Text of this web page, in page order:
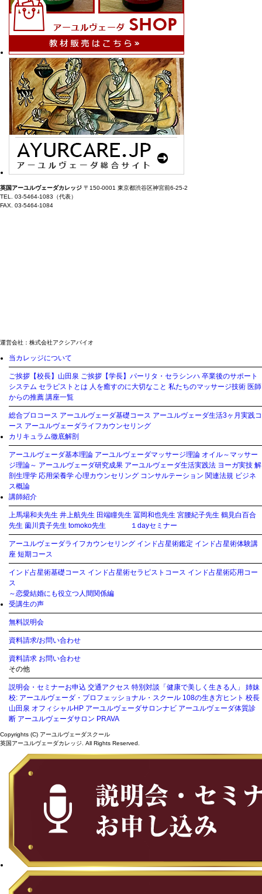
英国アーユルヴェーダカレッジ 〒150-0001 東京都渋谷区神宮前6-25-2
TEL. 03-5464-1083（代表）
FAX. 03-5464-1084
運営会社：株式会社アクシアバイオ
当カレッジについて
ご挨拶【校長】山田泉 ご挨拶【学長】パーリタ・セラシンハ 卒業後のサポート
システム セラピストとは 人を癒すのに大切なこと 私たちのマッサージ技術 医師
からの推薦 講座一覧
総合プロコース アーユルヴェーダ基礎コース アーユルヴェーダ生活3ヶ月実践コ
ース アーユルヴェーダライフカウンセリング
カリキュラム徹底解剖
アーユルヴェーダ基本理論 アーユルヴェーダマッサージ理論 オイル～マッサー
ジ理論～ アーユルヴェーダ研究成果 アーユルヴェーダ生活実践法 ヨーガ実技 解
剖生理学 応用栄養学 心理カウンセリング コンサルテーション 関連法規 ビジネ
ス概論
講師紹介
上馬場和夫先生 井上航先生 田端瞳先生 冨岡和也先生 宮腰紀子先生 鶴見白百合
先生 薗川貴子先生 tomoko先生 １dayセミナー
アーユルヴェーダライフカウンセリング インド占星術鑑定 インド占星術体験講
座 短期コース
インド占星術基礎コース インド占星術セラピストコース インド占星術応用コー
ス
～恋愛結婚にも役立つ人間関係編
受講生の声
無料説明会
資料請求/お問い合わせ
資料請求 お問い合わせ
その他
説明会・セミナーお申込 交通アクセス 特別対談「健康で美しく生きる人」
姉妹
校: アーユルヴェーダ・プロフェッショナル・スクール 108の生き方ヒント 校長
山田泉 オフィシャルHP アーユルヴェーダサロンナビ アーユルヴェーダ体質診
断 アーユルヴェーダサロン PRAVA
Copyrights (C) アーユルヴェーダスクール
英国アーユルヴェーダカレッジ. All Rights Reserved.